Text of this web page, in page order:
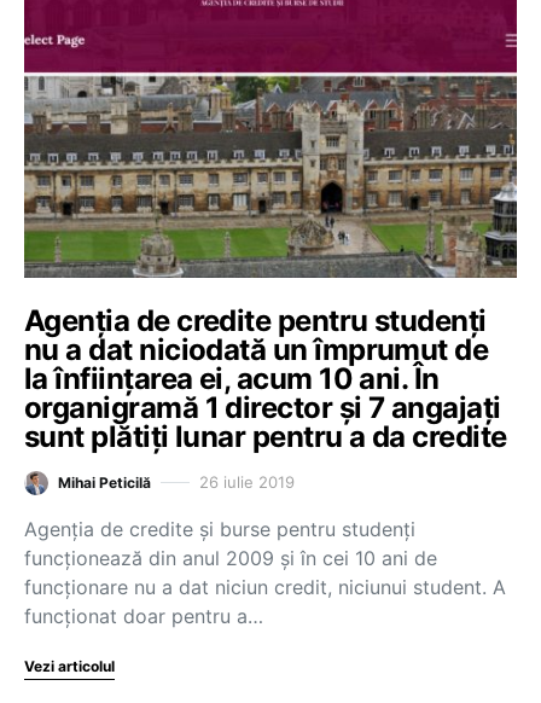
Agenția de credite pentru studenți
nu a dat niciodată un împrumut de
la înființarea ei, acum 10 ani. În
organigramă 1 director și 7 angajați
sunt plătiți lunar pentru a da credite
Mihai Peticilă 26 iulie 2019
Agenția de credite și burse pentru studenți
funcționează din anul 2009 și în cei 10 ani de
funcționare nu a dat niciun credit, niciunui student. A
funcționat doar pentru a…
Vezi articolul